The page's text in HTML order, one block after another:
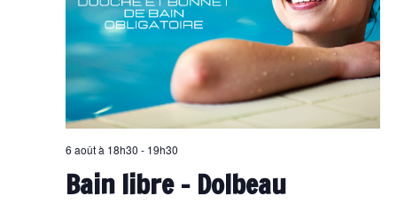
Bain libre – Dolbeau
6 août à 18h30 - 19h30